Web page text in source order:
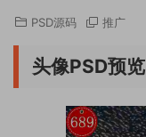
PSD源码 推广
头像PSD预览